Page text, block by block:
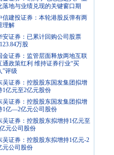
落地与业绩兑现的关键窗口期
信建投证券：本轮港股反弹有两
理解
安证券：已累计回购公司股票
万股
金证券：监管层面释放两地互联
通政策红利 维持证券行业“买
”评级
吴证券：控股股东国发集团拟增
1亿元至2亿元股份
吴证券：控股股东国发集团拟增
1亿—2亿元公司股份
吴证券：控股股东拟增持1亿元至
元公司股份
吴证券：控股股东拟增持1亿元-2
元公司股份